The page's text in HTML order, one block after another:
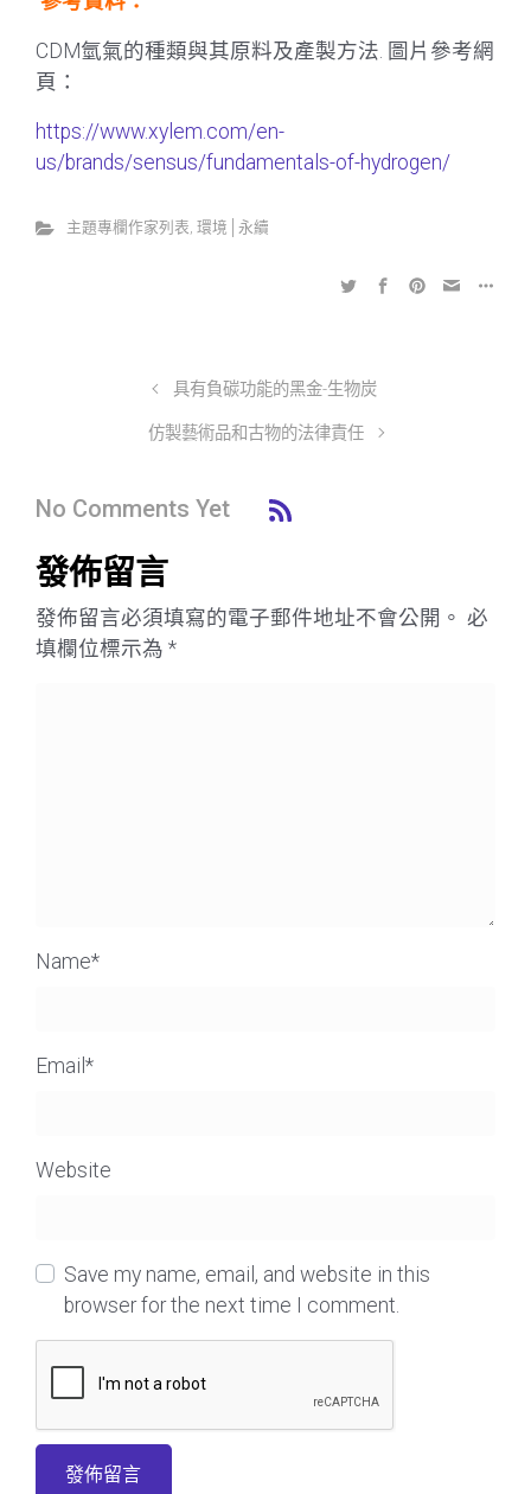
CDM氫氣的種類與其原料及產製方法. 圖片參考網
頁：
https://www.xylem.com/en-
us/brands/sensus/fundamentals-of-hydrogen/
主題專欄作家列表 環境│永續
具有負碳功能的黑金-生物炭
仿製藝術品和古物的法律責任
No Comments Yet
發佈留言
發佈留言必須填寫的電子郵件地址不會公開。 必
填欄位標示為 *
Name*
Email *
Website
Save my name, email, and website in this
browser for the next time I comment.